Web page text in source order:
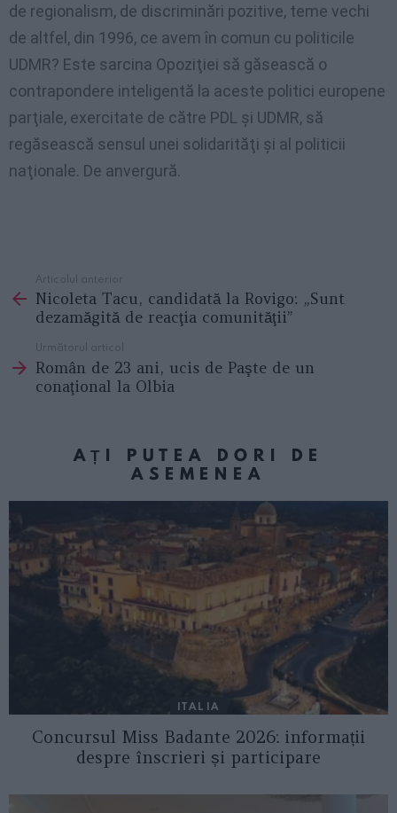
de regionalism, de discriminări pozitive, teme vechi
de altfel, din 1996, ce avem în comun cu politicile
UDMR? Este sarcina Opoziţiei să găsească o
contrapondere inteligentă la aceste politici europene
parţiale, exercitate de către PDL şi UDMR, să
regăsească sensul unei solidarităţi şi al politicii
naţionale. De anvergură.
more
Articolul anterior
Nicoleta Tacu, candidată la Rovigo: „Sunt
dezamăgită de reacţia comunităţii”
Următorul articol
Român de 23 ani, ucis de Paşte de un
conaţional la Olbia
AȚI PUTEA DORI DE
ASEMENEA
ITALIA
Concursul Miss Badante 2026: informații
despre înscrieri și participare